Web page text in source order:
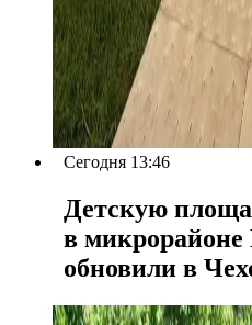
Сегодня 13:46
Детскую
в
обновили в